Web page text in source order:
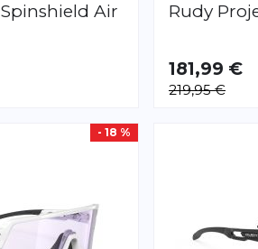
Spinshield Air Rudy
181,99 €
219,95 €
- 18 %